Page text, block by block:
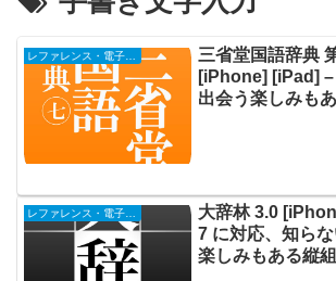
三省堂国語辞典
[iPhone] [iPad]
出会う楽しみも
大辞林 3.0
7 に対応、知ら
楽しみもある縦